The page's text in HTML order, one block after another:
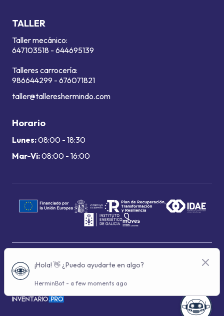
TALLER
Taller mecánico:
647103518 - 644695139
Talleres carrocería:
986644299 - 676071821
taller@tallereshermindo.com
Horario
Lunes:08:00 - 18:30
Mar-Vi:08:00 - 16:00
Términos de uso
Política de privacidad
Política de cookies
© 2024 Grupo Hermindo - Con la tecnología de: